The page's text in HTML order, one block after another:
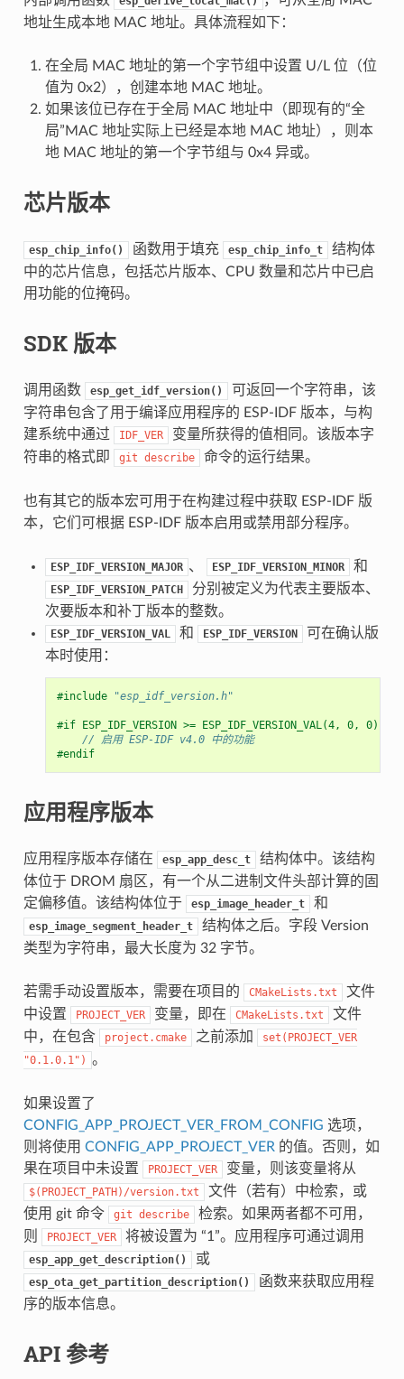
地址生成本地 MAC 地址。具体流程如下：
在全局 MAC 地址的第一个字节组中设置 U/L 位（位
值为 0x2），创建本地 MAC 地址。
如果该位已存在于全局 MAC 地址中（即现有的“全
局”MAC 地址实际上已经是本地 MAC 地址），则本
地 MAC 地址的第一个字节组与 0x4 异或。
芯片版本
esp_chip_info() 函数用于填充 esp_chip_info_t
结构体
中的芯片信息，包括芯片版本、CPU 数量和芯片中已启
用功能的位掩码。
SDK 版本
调用函数 esp_get_idf_version()
可返回一个字符串，该
字符串包含了用于编译应用程序的 ESP-IDF 版本，与构
建系统中通过
IDF_VER
变量所获得的值相同。该版本字
符串的格式即
git describe 命令的运行结果。
也有其它的版本宏可用于在构建过程中获取 ESP-IDF 版
本，它们可根据 ESP-IDF 版本启用或禁用部分程序。
ESP_IDF_VERSION_MAJOR 、 ESP_IDF_VERSION_MINOR 和
ESP_IDF_VERSION_PATCH
分别被定义为代表主要版本、
次要版本和补丁版本的整数。
ESP_IDF_VERSION_VAL 和 ESP_IDF_VERSION
可在确认版
本时使用：
#include "esp_idf_version.h"
#if ESP_IDF_VERSION >= ESP_IDF_VERSION_VAL(4, 0, 0)
// 启用 ESP-IDF v4.0 中的功能
#endif
应用程序版本
应用程序版本存储在 esp_app_desc_t
结构体中。该结构
体位于 DROM 扇区，有一个从二进制文件头部计算的固
定偏移值。该结构体位于
esp_image_header_t 和
esp_image_segment_header_t
结构体之后。字段 Version
类型为字符串，最大长度为 32 字节。
若需手动设置版本，需要在项目的 CMakeLists.txt
文件
中设置
PROJECT_VER 变量，即在 CMakeLists.txt
文件
中，在包含
project.cmake 之前添加
set(PROJECT_VER
"0.1.0.1") 。
如果设置了
CONFIG_APP_PROJECT_VER_FROM_CONFIG 选项，
则将使用 CONFIG_APP_PROJECT_VER 的值。否则，如
果在项目中未设置
PROJECT_VER 变量，则该变量将从
$(PROJECT_PATH)/version.txt
文件（若有）中检索，或
使用 git 命令
git describe
检索。如果两者都不可用，
则
PROJECT_VER 将被设置为 “1”。应用程序可通过调用
esp_app_get_description() 或
esp_ota_get_partition_description()
函数来获取应用程
序的版本信息。
API 参考